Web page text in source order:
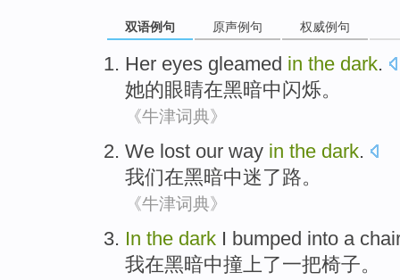
双语例句 原声例句 权威例句
Her eyes gleamed in the dark.
她的眼睛在黑暗中闪烁。
《牛津词典》
We lost our way in the dark.
我们在黑暗中迷了路。
《牛津词典》
In the dark I bumped into a chair
我在黑暗中撞上了一把椅子。